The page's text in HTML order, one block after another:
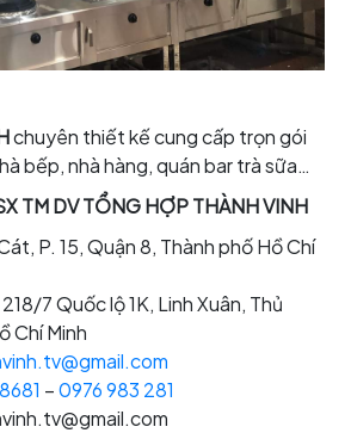
chuyên thiết kế cung cấp trọn gói
bếp, nhà hàng, quán bar trà sữa…
TM DV TỔNG HỢP THÀNH VINH
P. 15, Quận 8, Thành phố Hồ Chí
7 Quốc lộ 1K, Linh Xuân, Thủ
Chí Minh
–0976 983 281